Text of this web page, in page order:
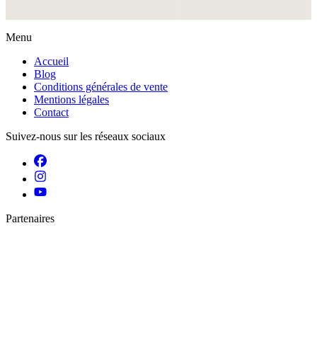
Menu
Accueil
Blog
Conditions générales de vente
Mentions légales
Contact
Suivez-nous sur les réseaux sociaux
Partenaires